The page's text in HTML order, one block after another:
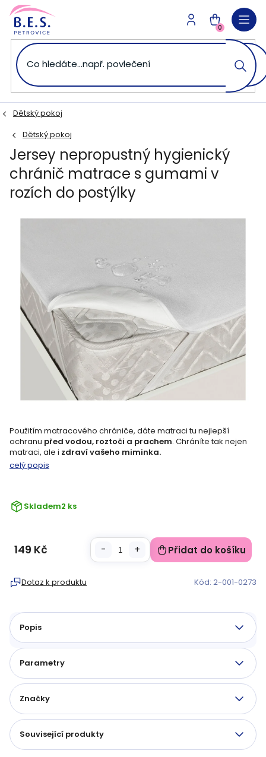
Přejít
obsah
NÁKUPNÍ
KOŠÍK
0
Dětský pokoj
Dětský pokoj
Jersey nepropustný hygienický
chránič matrace s gumami v
rozích do postýlky
Skladem2 ks
Použitím matracového chrániče, dáte matraci tu nejlepší
ochranu před vodou, roztoči a prachem. Chráníte tak nejen
matraci, ale i zdraví vašeho miminka.
celý popis
Dotaz k produktu Kód: 2-001-0273
149 Kč Přidat do košíku
Popis
Parametry
Značky
Související produkty